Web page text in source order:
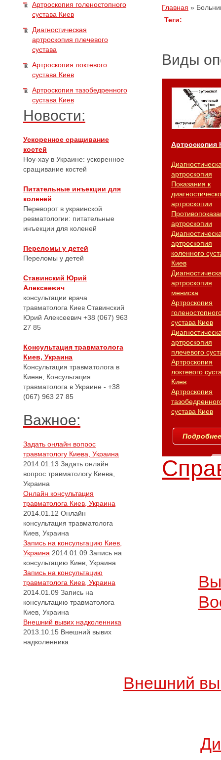
Артроскопия голеностопного
сустава Киев
Диагностическая
артроскопия плечевого
сустава
Артроскопия локтевого
сустава Киев
Артроскопия тазобедренного
сустава Киев
Новости:
Ускоренное сращивание
костей
Ноу-хау в Украине: ускоренное
сращивание костей
Питательные инъекции для
коленей
Переворот в украинской
ревматологии: питательные
инъекции для коленей
Переломы у детей
Переломы у детей
Ставинский Юрий
Алексеевич
консультации врача
травматолога Киев Ставинский
Юрий Алексеевич +38 (067) 963
27 85
Консультация травматолога
Киев, Украина
Консультация травматолога в
Киеве, Консультация
травматолога в Украине - +38
(067) 963 27 85
Важное:
Задать онлайн вопрос
травматологу Киева, Украина
2014.01.13 Задать онлайн
вопрос травматологу Киева,
Украина
Онлайн консультация
травматолога Киев, Украина
2014.01.12 Онлайн
консультация травматолога
Киев, Украина
Запись на консультацию Киев,
Украина 2014.01.09 Запись на
консультацию Киев, Украина
Запись на консультацию
травматолога Киев, Украина
2014.01.09 Запись на
консультацию травматолога
Киев, Украина
Внешний вывих надколенника
2013.10.15 Внешний вывих
надколенника
Главная »
Теги:
Виды
Артроскопия
артроскопия
Показания к
артроскопии
артроскопии
артроскопия
коленного
Киев
артроскопия
мениска
Артроскопия
сустава Киев
артроскопия
плечевого
Артроскопия
локтевого
Киев
Артроскопия
сустава Киев
Внешний